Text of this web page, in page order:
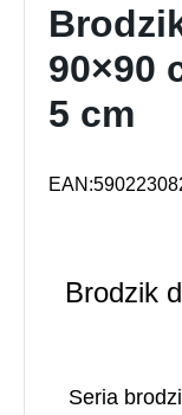
90×90
5 cm
Brodzik
Seria